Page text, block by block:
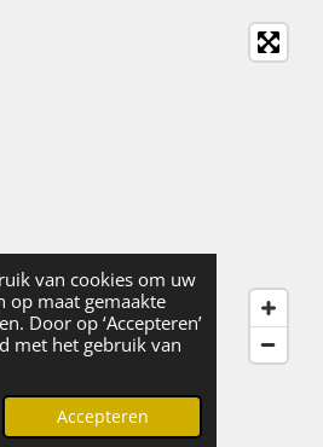
van cookies om uw
op maat gemaakte
Door op ‘Accepteren’
met het gebruik van
Accepteren